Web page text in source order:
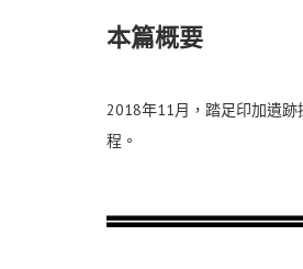
本篇概要
2018年11月，踏足印加遺
程。